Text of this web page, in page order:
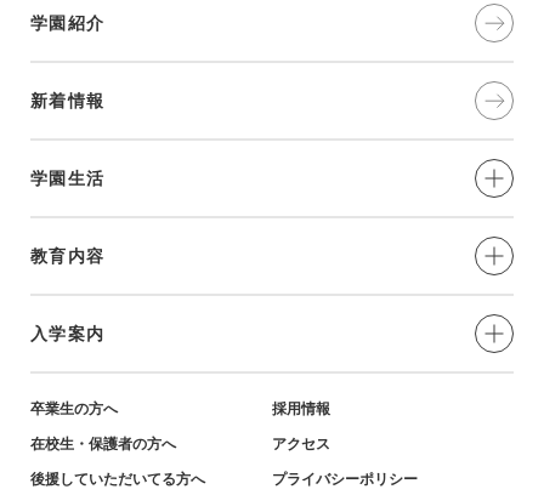
学園紹介
新着情報
学園生活
制服・年間⾏事
部活動
学習環境
教育内容
愛と奉仕の実践
教育の特色
英語教育・姉妹校紹介
入学案内
小学生対象-説明会・イベント
小学生対象-募集要項・資料
卒業生の方へ
在校生・保護者の方へ
後援していただいてる方へ
採用情報
アクセス
プライバシーポリシー